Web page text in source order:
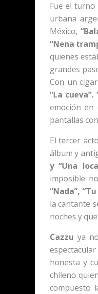
Fue el turno
urbana
México,
“Nena
quienes
grandes
Con un
“La cueva”.
emoción
pantallas
El tercer
álbum y
y “Una
imposible
“Nada”,
la cantante
noches y
Cazzu ya
honesta y
chileno
compuesto